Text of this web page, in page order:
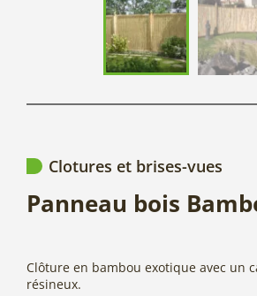
Clotures et brises-vues
Panneau bois
Clôture en bambou exotique avec un
résineux.